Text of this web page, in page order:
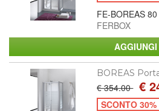
FE-BOREAS
FERBOX
BOREAS
€ 354.00 €
SCONTO 30%